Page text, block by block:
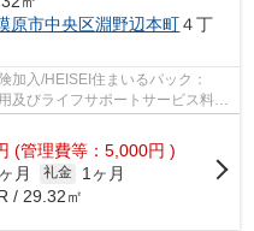
原市中央区淵野辺本町４丁
加入/HEISEI住まいるパック：
及びライフサポートサービス料含
(管理費等：5,000円 )
月 礼金
1ヶ月
/ 29.32㎡